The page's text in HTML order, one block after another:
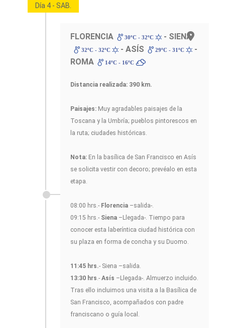
Día 4 - SAB.
FLORENCIA 30ºC - 32ºC - SIENA
32ºC - 32ºC - ASÍS 29ºC - 31ºC
-
ROMA
14ºC - 16ºC
Distancia realizada: 390 km.
Paisajes: Muy agradables paisajes de la
Toscana y la Umbría; pueblos pintorescos en
la ruta; ciudades históricas.
Nota: En la basílica de San Francisco en Asís
se solicita vestir con decoro; prevéalo en esta
etapa.
08:00 hrs.- Florencia –salida-.
09:15 hrs.- Siena –Llegada-. Tiempo para
conocer esta laberíntica ciudad histórica con
su plaza en forma de concha y su Duomo.
11:45 hrs.- Siena –salida.
13:30 hrs.- Asís –Llegada-. Almuerzo incluido.
Tras ello incluimos una visita a la Basílica de
San Francisco, acompañados con padre
franciscano o guía local.